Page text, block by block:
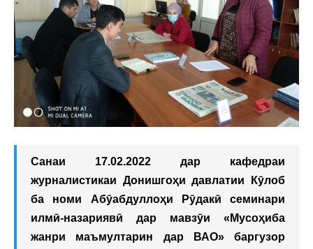
Санаи 17.02.2022 дар кафедраи
журналистикаи Донишгоҳи давлатии Кӯлоб
ба номи Абӯабдуллоҳи Рӯдакӣ семинари
илмӣ-назариявӣ дар мавзӯи «Мусоҳиба
жанри маъмултарин дар ВАО» баргузор